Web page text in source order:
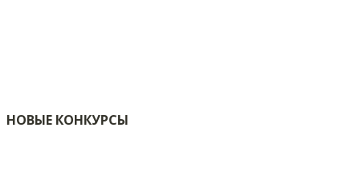
НОВЫЕ КОНКУРСЫ